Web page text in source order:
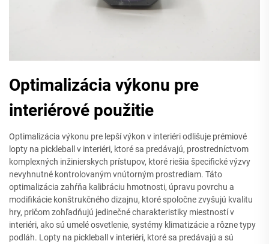
Optimalizácia výkonu pre
interiérové použitie
Optimalizácia výkonu pre lepší výkon v interiéri odlišuje prémiové
lopty na pickleball v interiéri, ktoré sa predávajú, prostredníctvom
komplexných inžinierskych prístupov, ktoré riešia špecifické výzvy
nevyhnutné kontrolovaným vnútorným prostrediam. Táto
optimalizácia zahŕňa kalibráciu hmotnosti, úpravu povrchu a
modifikácie konštrukčného dizajnu, ktoré spoločne zvyšujú kvalitu
hry, pričom zohľadňujú jedinečné charakteristiky miestností v
interiéri, ako sú umelé osvetlenie, systémy klimatizácie a rôzne typy
podláh. Lopty na pickleball v interiéri, ktoré sa predávajú a sú